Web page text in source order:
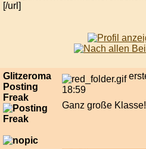
[/url]
Glitzeroma
Posting
Freak
18:59
Ganz große Klasse!